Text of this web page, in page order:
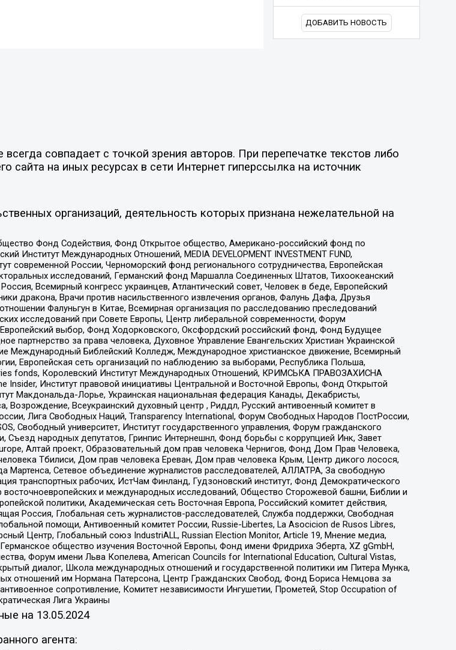
ДОБАВИТЬ НОВОСТЬ
совпадает с точкой зрения авторов. При перепечатке текстов либо
сайта на иных ресурсах в сети Интернет гиперссылка на источник
организаций, деятельность которых признана нежелательной на
Фонд Содействия, Фонд Открытое общество, Американо-российский фонд по
Институт Международных Отношений, MEDIA DEVELOPMENT INVESTMENT FUND,
современной России, Черноморский фонд регионального сотрудничества, Европейская
исследований, Германский фонд Маршалла Соединенных Штатов, Тихоокеанский
Всемирный конгресс украинцев, Атлантический совет, Человек в беде, Европейский
дракона, Врачи против насильственного извлечения органов, Фалунь Дафа, Друзья
Фалуньгун в Китае, Всемирная организация по расследованию преследований
исследований при Совете Европы, Центр либеральной современности, Форум
выбор, Фонд Ходорковского, Оксфордский российский фонд, Фонд Будущее
за права человека, Духовное Управление Евангельских Христиан Украинской
Международный Библейский Колледж, Международное христианское движение, Всемирный
Европейская сеть организаций по наблюдению за выборами, Республика Польша,
fonds, Королевский Институт Международных Отношений, КРИМСЬКА ПРАВОЗАХИСНА
Insider, Институт правовой инициативы Центральной и Восточной Европы, Фонд Открытой
Макдональда-Лорье, Украинская национальная федерация Канады, Декабристы,
Всеукраинский духовный центр , Риддл, Русский антивоенный комитет в
Лига Свободных Наций, Transparеncy International, Форум Свободных Народов ПостРоссии,
Свободный университет, Институт государственного управления, Форум гражданского
народных депутатов, Гринпис Интернешнл, Фонд борьбы с коррупцией Инк, Завет
Алтай проект, Образовательный дом прав человека Чернигов, Фонд Дом Прав Человека,
Тбилиси, Дом прав человека Ереван, Дом прав человека Крым, Центр дикого лосося,
Сетевое объединение журналистов расследователей, АЛЛАТРА, За свободную
транспортных рабочих, ИстЧам Финланд, Гудзоновский институт, Фонд Демократического
восточноевропейских и международных исследований, Общество Сторожевой башни, Библии и
политики, Академическая сеть Восточная Европа, Российский комитет действия,
Россия, Глобальная сеть журналистов-расследователей, Служба поддержки, Свободная
помощи, Антивоенный комитет России, Russie-Libertes, La Asocicion de Rusos Libres,
Центр, Глобальный союз IndustriALL, Russian Election Monitor, Article 19, Мнение медиа,
общество изучения Восточной Европы, Фонд имени Фридриха Эберта, XZ gGmbH,
Форум имени Льва Копелева, American Councils for International Education, Cultural Vistas,
диалог, Школа международных отношений и государственной политики им Питера Мунка,
отношений им Нормана Патерсона, Центр Гражданских Свобод, Фонд Бориса Немцова за
сопротивление, Комитет независимости Ингушетии, Прометей, Stop Occupation of
Лига Украины
на 13.05.2024
агента: